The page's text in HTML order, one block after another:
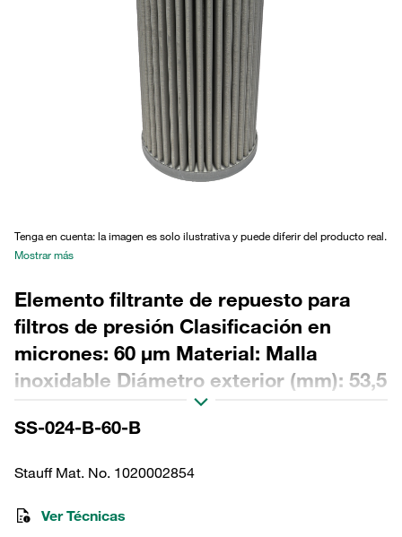
Tenga en cuenta: la imagen es solo ilustrativa y puede diferir del producto real.
Mostrar más
Elemento filtrante de repuesto para
filtros de presión Clasificación en
micrones: 60 µm Material: Malla
inoxidable Diámetro exterior (mm): 53,5
Diámetro interior (mm): 24,2 Longitud
(mm): 151 Sellado: NBR, relación β >2
SS-024-B-60-B
Stauff Mat. No. 1020002854
Ver Técnicas